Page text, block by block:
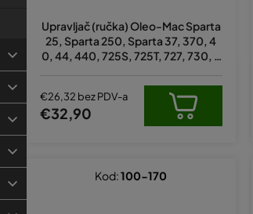
Upravljač (ručka) Oleo-Mac Sparta
25, Sparta 250, Sparta 37, 370, 4
0, 44, 440, 725S, 725T, 727, 730, 7
4187DR
€26,32 bez PDV-a
€32,90
Kod:100-170